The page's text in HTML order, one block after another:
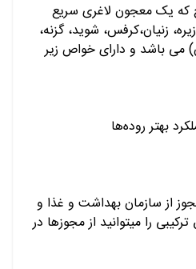
یک معجون لاغری سریع
زنیان،کرفس، شوید، گزنه،
می باشد و دارای خواص زیر
بهتر روده‌ها
از سازمان بهداشت و غذا و
را میتوانید از مجوزها در